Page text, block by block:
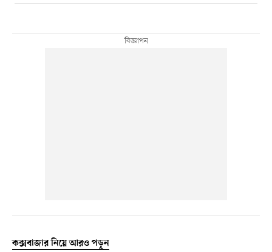
কক্সবাজার নিয়ে আরও পড়ুন